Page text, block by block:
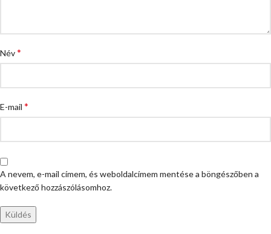
Név*
E-mail *
A nevem, e-mail címem, és weboldalcímem mentése a böngészőben a
következő hozzászólásomhoz.